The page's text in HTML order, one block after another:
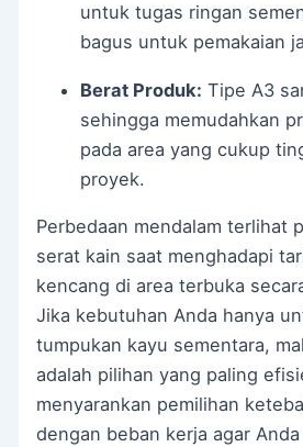
untuk tugas ringan
bagus untuk pemakaian
Berat Produk: Tipe A3
sehingga memudahkan
pada area yang cukup
proyek.
Perbedaan mendalam terlihat
serat kain saat menghadapi
kencang di area terbuka
Jika kebutuhan Anda hanya
tumpukan kayu sementara,
adalah pilihan yang paling
menyarankan pemilihan
dengan beban kerja agar